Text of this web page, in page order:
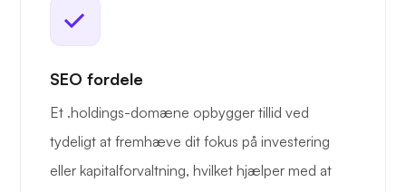
SEO fordele
Et .holdings-domæne opbygger tillid ved
tydeligt at fremhæve dit fokus på investering
eller kapitalforvaltning, hvilket hjælper med at